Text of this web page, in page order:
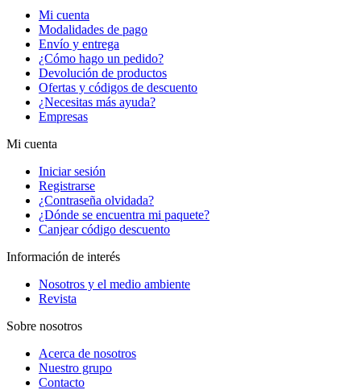
Mi cuenta
Modalidades de pago
Envío y entrega
¿Cómo hago un pedido?
Devolución de productos
Ofertas y códigos de descuento
¿Necesitas más ayuda?
Empresas
Mi cuenta
Iniciar sesión
Registrarse
¿Contraseña olvidada?
¿Dónde se encuentra mi paquete?
Canjear código descuento
Información de interés
Nosotros y el medio ambiente
Revista
Sobre nosotros
Acerca de nosotros
Nuestro grupo
Contacto